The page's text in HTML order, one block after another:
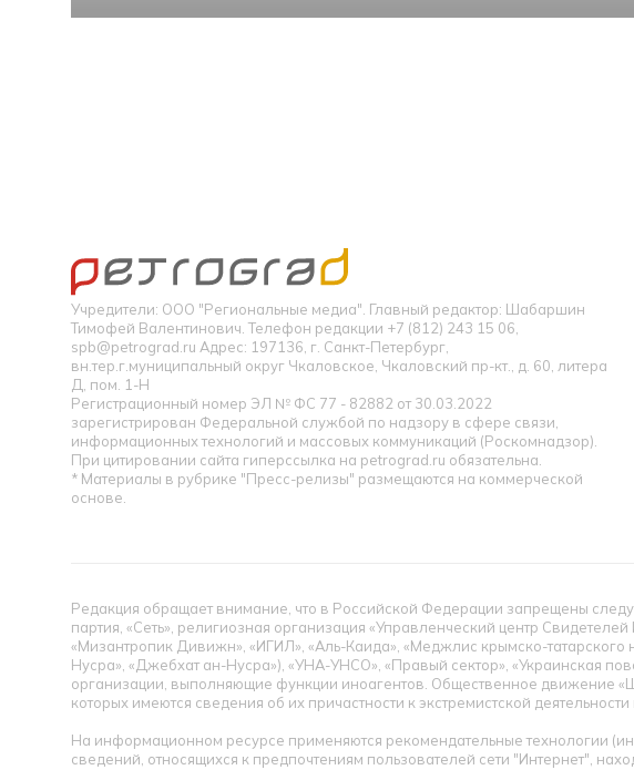
Учредители: ООО "Региональные медиа". Главный редактор: Шабаршин
Тимофей Валентинович. Телефон редакции +7 (812) 243 15 06,
spb@petrograd.ru Адрес: 197136, г. Санкт-Петербург,
вн.тер.г.муниципальный округ Чкаловское, Чкаловский пр-кт., д. 60, литера
Д, пом. 1-Н
Регистрационный номер ЭЛ № ФС 77 - 82882 от 30.03.2022
зарегистрирован Федеральной службой по надзору в сфере связи,
информационных технологий и массовых коммуникаций (Роскомнадзор).
При цитировании сайта гиперссылка на petrograd.ru обязательна.
* Материалы в рубрике "Пресс-релизы" размещаются на коммерческой
основе.
Редакция обращает внимание, что в Российской Федерации запрещены
партия, «Сеть», религиозная организация «Управленческий центр
«Мизантропик Дивижн», «ИГИЛ», «Аль-Каида», «Меджлис крымско-
Нусра», «Джебхат ан-Нусра»), «УНА-УНСО», «Правый сектор», «Украинская
организации, выполняющие функции иноагентов. Общественное движение
которых имеются сведения об их причастности к экстремистской
На информационном ресурсе применяются рекомендательные технологии
сведений, относящихся к предпочтениям пользователей сети "Интернет",